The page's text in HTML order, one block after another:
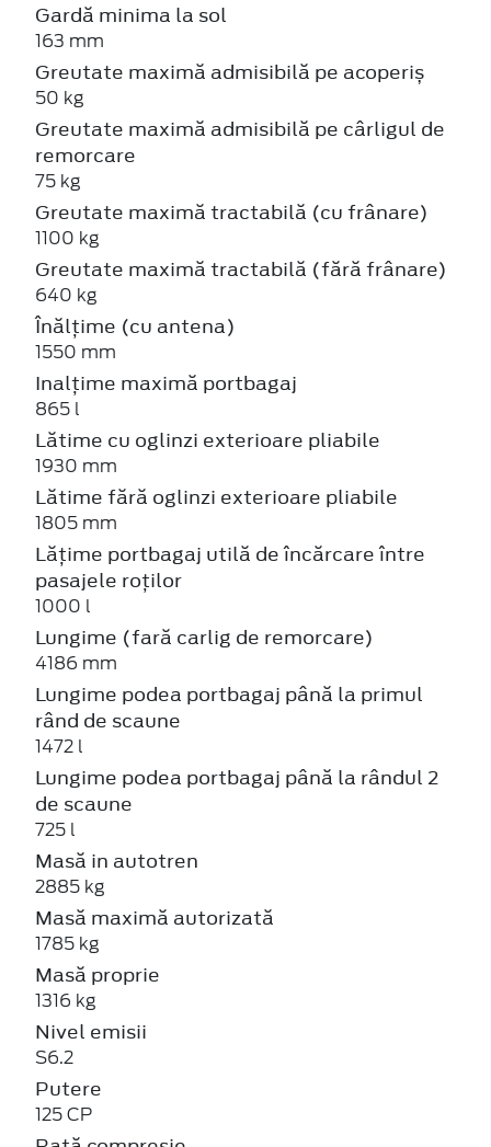
Gardă minima la sol
163 mm
Greutate maximă admisibilă pe acoperiș
50 kg
Greutate maximă admisibilă pe cârligul de
remorcare
75 kg
Greutate maximă tractabilă (cu frânare)
1100 kg
Greutate maximă tractabilă (fără frânare)
640 kg
Înălțime (cu antena)
1550 mm
Inalțime maximă portbagaj
865 l
Lătime cu oglinzi exterioare pliabile
1930 mm
Lătime fără oglinzi exterioare pliabile
1805 mm
Lățime portbagaj utilă de încărcare între
pasajele roților
1000 l
Lungime (fară carlig de remorcare)
4186 mm
Lungime podea portbagaj până la primul
rând de scaune
1472 l
Lungime podea portbagaj până la rândul 2
de scaune
725 l
Masă in autotren
2885 kg
Masă maximă autorizată
1785 kg
Masă proprie
1316 kg
Nivel emisii
S6.2
Putere
125 CP